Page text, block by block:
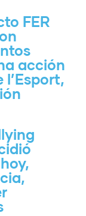
FER
acción
l’Esport,